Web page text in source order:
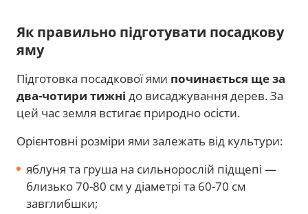
Як правильно підготувати посадкову
яму
Підготовка посадкової ями починається ще за
два-чотири тижні до висаджування дерев. За
цей час земля встигає природно осісти.
Орієнтовні розміри ями залежать від культури:
яблуня та груша на сильнорослій підщепі —
близько 70-80 см у діаметрі та 60-70 см
завглибшки;